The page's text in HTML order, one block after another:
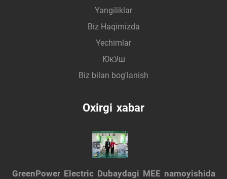
Yangiliklar
Biz Haqimizda
Yechimlar
Юкلاш
Biz bilan bog'lanish
Oxirgi xabar
GreenPower Electric Dubaydagi MEE namoyishida